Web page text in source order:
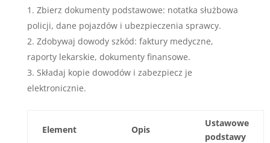
Zbierz dokumenty podstawowe: notatka służbowa
policji, dane pojazdów i ubezpieczenia sprawcy.
Zdobywaj dowody szkód: faktury medyczne,
raporty lekarskie, dokumenty finansowe.
Składaj kopie dowodów i zabezpiecz je
elektronicznie.
Element Opis
Ustawowe
podstawy